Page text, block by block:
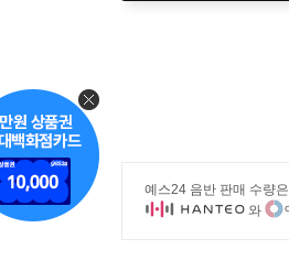
예스24 음반 판매 수량은
와